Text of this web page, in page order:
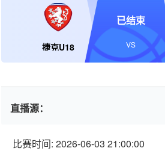
捷克U18
已结束
VS
直播源：
比赛时间: 2026-06-03 21:00:00